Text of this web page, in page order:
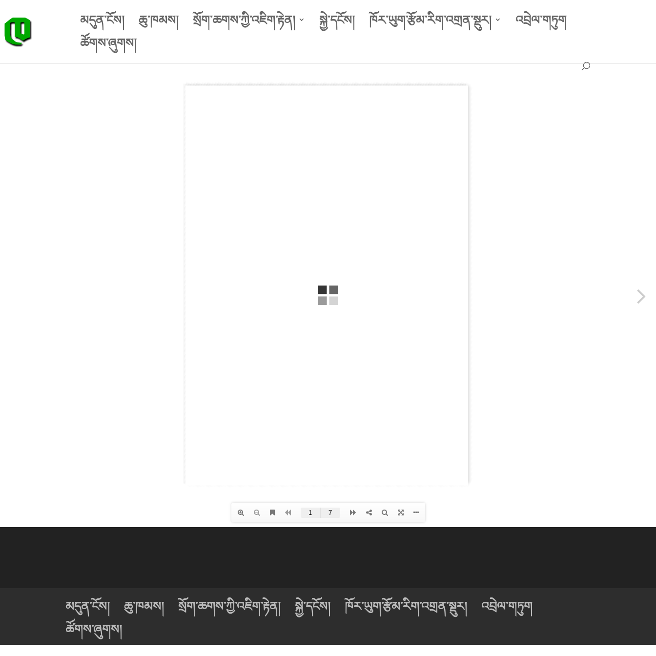
མདུན་ངོས། ཆུ་ཁམས། སྲོག་ཆགས་ཀྱི་འཇིག་རྟེན། སྐྱེ་དངོས། ཁོར་ཡུག་རྩོམ་རིག་འགྲན་སྡུར།
འབྲེལ་གཏུག
ཚོགས་ཞུགས།
མདུན་ངོས། ཆུ་ཁམས། སྲོག་ཆགས་ཀྱི་འཇིག་རྟེན། སྐྱེ་དངོས། ཁོར་ཡུག་རྩོམ་རིག་འགྲན་སྡུར།
འབྲེལ་གཏུག
ཚོགས་ཞུགས།